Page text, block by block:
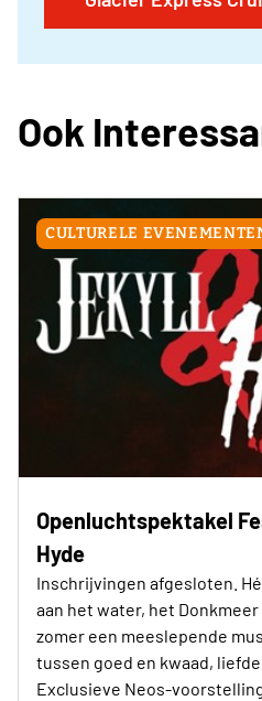
Ook
CULTURELE
Openluchtspektakel
Hyde
Inschrijvingen afgesloten.
aan het water, het
zomer een meeslepende
tussen goed en kwaad,
Exclusieve Neos-